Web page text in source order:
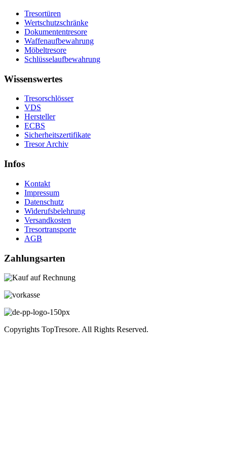
Tresortüren
Wertschutzschränke
Dokumententresore
Waffenaufbewahrung
Möbeltresore
Schlüsselaufbewahrung
Wissenswertes
Tresorschlösser
VDS
Hersteller
ECBS
Sicherheitszertifikate
Tresor Archiv
Infos
Kontakt
Impressum
Datenschutz
Widerufsbelehrung
Versandkosten
Tresortransporte
AGB
Zahlungsarten
Copyrights TopTresore. All Rights Reserved.